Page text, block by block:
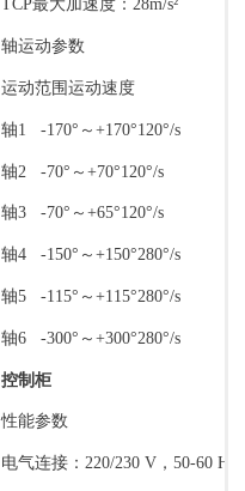
TCP最大加速度：28m/s²
轴运动参数
运动范围运动速度
轴1 -170°～+170°120°/s
轴2 -70°～+70°120°/s
轴3 -70°～+65°120°/s
轴4 -150°～+150°280°/s
轴5 -115°～+115°280°/s
轴6 -300°～+300°280°/s
控制柜
性能参数
电气连接：220/230 V，50-60 Hz